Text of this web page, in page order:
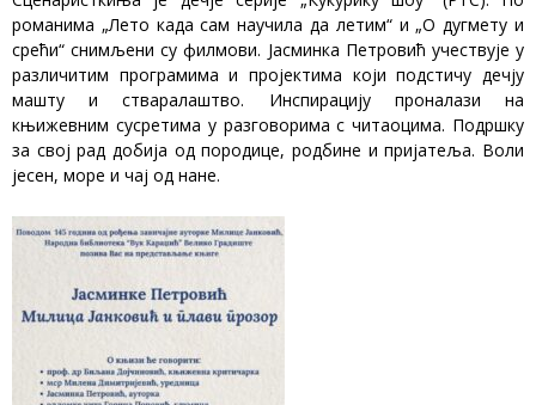
романима „Лето када сам научила да летим“ и „О дугмету и
срећи“ снимљени су филмови. Јасминка Петровић учествује у
различитим програмима и пројектима који подстичу дечју
машту и стваралаштво. Инспирацију проналази на
књижевним сусретима у разговорима с читаоцима. Подршку
за свој рад добија од породице, родбине и пријатеља. Воли
јесен, море и чај од нане.